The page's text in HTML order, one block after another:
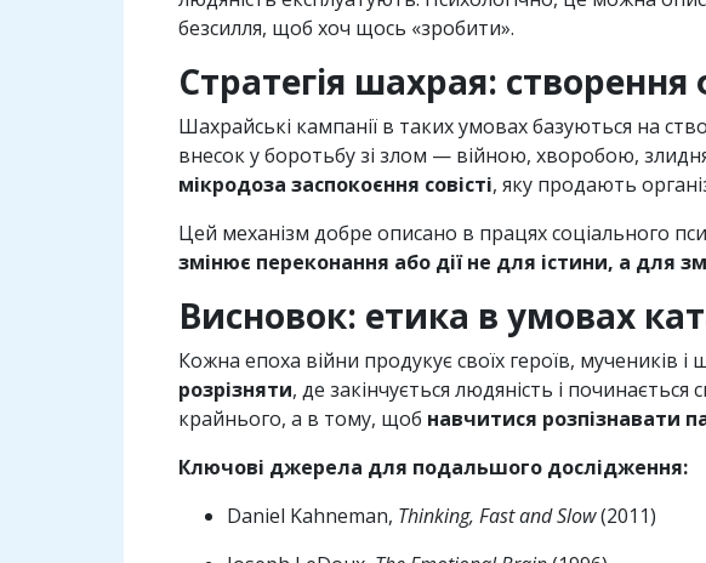
безсилля, щоб хоч щось «зробити».
Стратегія шахрая: створення
Шахрайські кампанії в таких умовах базуються на
внесок у боротьбу зі злом — війною, хворобою,
мікродоза заспокоєння совісті, яку продають
Цей механізм добре описано в працях соціального
змінює переконання або дії не для істини, а для
Висновок: етика в умовах
Кожна епоха війни продукує своїх героїв, мучеників
розрізняти, де закінчується людяність і
крайнього, а в тому, щоб навчитися розпізнавати
Ключові джерела для подальшого дослідження:
Daniel Kahneman, Thinking, Fast and Slow(2011)